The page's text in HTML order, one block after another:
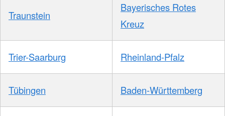
Traunstein
Bayerisches Rotes
Kreuz
Trier-Saarburg Rheinland-Pfalz
Tübingen Baden-Württemberg